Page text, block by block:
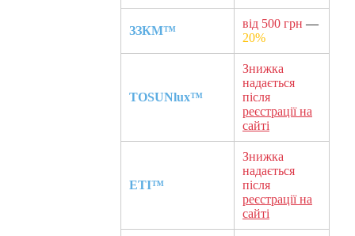
ЗЗКМ™
від 500 грн —
20%
TOSUNlux™
Знижка
надається
після
реєстрації на
сайті
ETI™
Знижка
надається
після
реєстрації на
сайті